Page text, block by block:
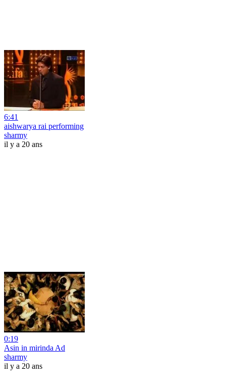
6:41
aishwarya rai performing
sharmy
il y a 20 ans
0:19
Asin in mirinda Ad
sharmy
il y a 20 ans